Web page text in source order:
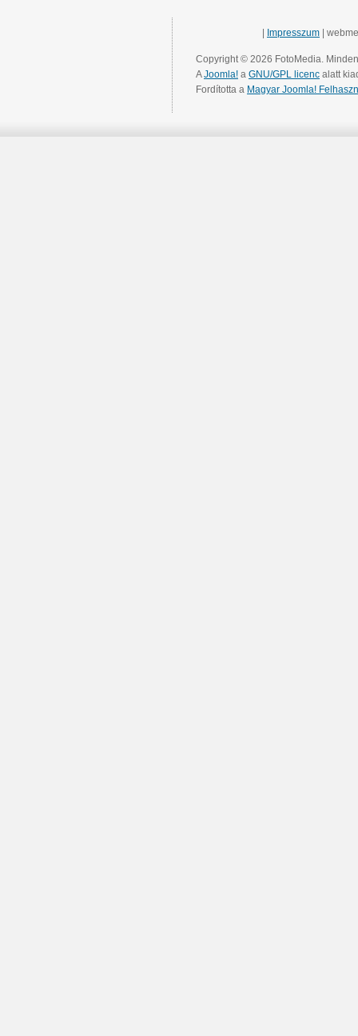
Impresszum |
Copyright © 2026 FotoMedia.
AJoomla! a GNU/GPL licenc alatt
Fordította a Magyar Joomla!